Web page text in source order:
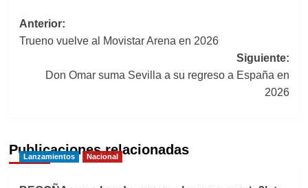
Navegación
de
entradas
Anterior:
Trueno vuelve al Movistar Arena en 2026
Siguiente:
Don Omar suma Sevilla a su regreso a España en
2026
Publicaciones relacionadas
Lanzamientos Nacional